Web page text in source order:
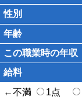
性別
年齢
この職業時の年収
給料
←不満
1点